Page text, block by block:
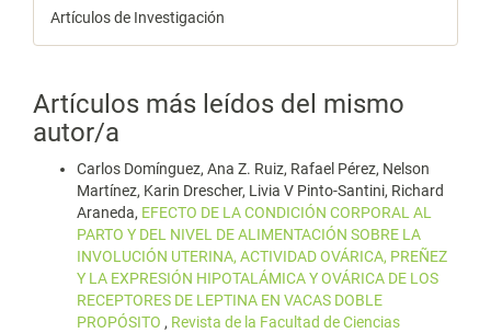
Artículos de Investigación
Artículos más leídos del mismo
autor/a
Carlos Domínguez, Ana Z. Ruiz, Rafael Pérez, Nelson
Martínez, Karin Drescher, Livia V Pinto-Santini, Richard
Araneda, EFECTO DE LA CONDICIÓN CORPORAL AL
PARTO Y DEL NIVEL DE ALIMENTACIÓN SOBRE LA
INVOLUCIÓN UTERINA, ACTIVIDAD OVÁRICA, PREÑEZ
Y LA EXPRESIÓN HIPOTALÁMICA Y OVÁRICA DE LOS
RECEPTORES DE LEPTINA EN VACAS DOBLE
PROPÓSITO , Revista de la Facultad de Ciencias